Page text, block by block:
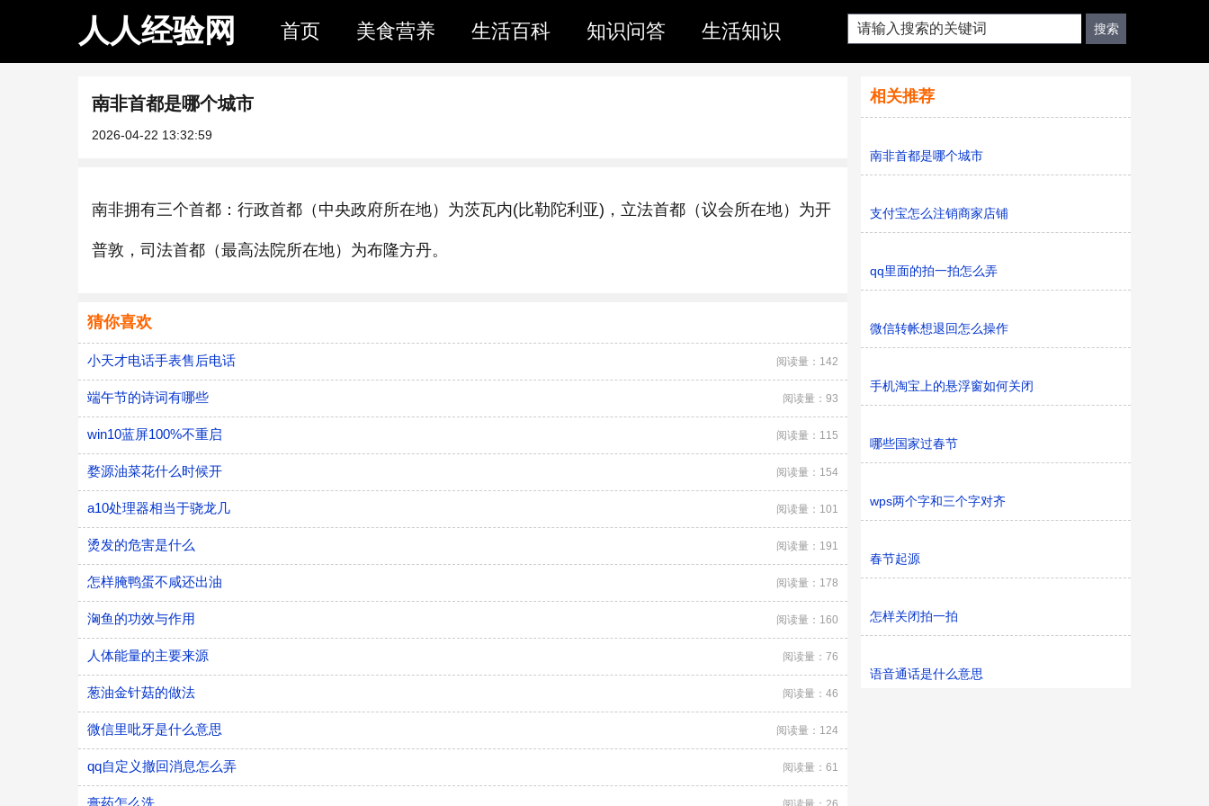
人人经验网 首页 美食营养 生活百科 知识问答 生活知识
南非首都是哪个城市
2026-04-22 13:32:59
南非拥有三个首都：行政首都（中央政府所在地）为茨瓦内(比勒陀利亚)，立法首都（议会所在地）为开
普敦，司法首都（最高法院所在地）为布隆方丹。
猜你喜欢
小天才电话手表售后电话 阅读量：142
端午节的诗词有哪些 阅读量：93
win10蓝屏100%不重启 阅读量：115
婺源油菜花什么时候开 阅读量：154
a10处理器相当于骁龙几 阅读量：101
烫发的危害是什么 阅读量：191
怎样腌鸭蛋不咸还出油 阅读量：178
洶鱼的功效与作用 阅读量：160
人体能量的主要来源 阅读量：76
葱油金针菇的做法 阅读量：46
微信里吡牙是什么意思 阅读量：124
qq自定义撤回消息怎么弄 阅读量：61
膏药怎么洗
相关推荐
南非首都是哪个城市
支付宝怎么注销商家店铺
qq里面的拍一拍怎么弄
微信转帐想退回怎么操作
手机淘宝上的悬浮窗如何关闭
哪些国家过春节
wps两个字和三个字对齐
春节起源
怎样关闭拍一拍
语音通话是什么意思